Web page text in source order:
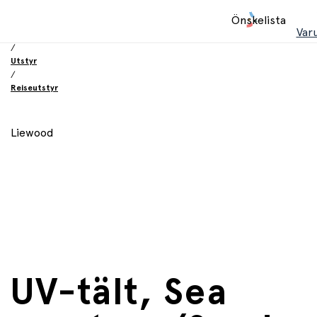
Önskelista
/
Utstyr
/
Reiseutstyr
Liewood
UV-tält, Sea